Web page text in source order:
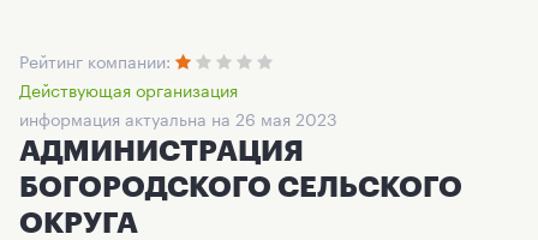
Рейтинг компании:
Действующая организация
информация актуальна на 26 мая 2023
АДМИНИСТРАЦИЯ
БОГОРОДСКОГО СЕЛЬСКОГО
ОКРУГА